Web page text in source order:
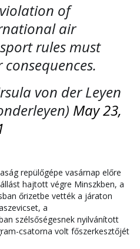
of
air
rules must
consequences.
von der Leyen
May 23,
repülőgépe vasárnap előre
hajtott végre Minszkben, a
őrizetbe vették a járaton
a
szélsőségesnek nyilvánított
csatorna volt főszerkesztőjét